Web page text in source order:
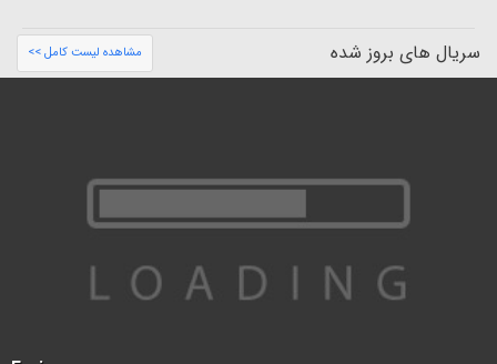
سریال های بروز شده مشاهده لیست کامل >>